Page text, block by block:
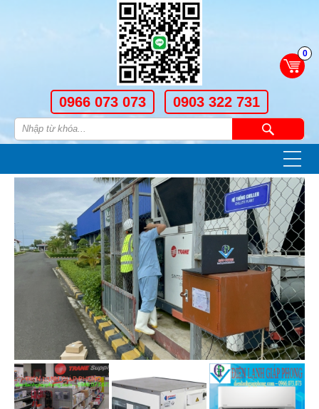
0
0966 073 073 0903 322 731
—
—
—